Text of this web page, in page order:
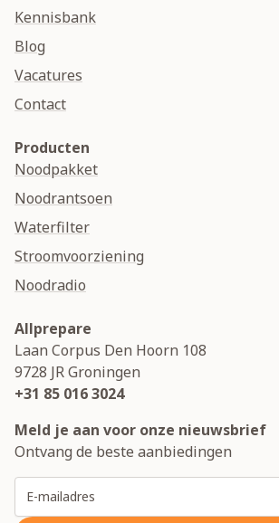
Kennisbank
Blog
Vacatures
Contact
Producten
Noodpakket
Noodrantsoen
Waterfilter
Stroomvoorziening
Noodradio
Allprepare
Laan Corpus Den Hoorn 108
9728 JRGroningen
+31 85 016 3024
Meld je aan voor onze nieuwsbrief
Ontvang de beste aanbiedingen